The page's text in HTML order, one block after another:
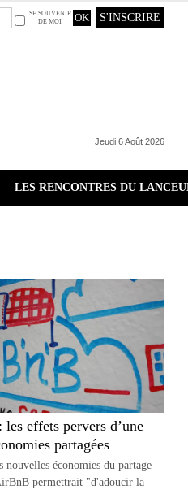
SE SOUVENIR
DE MOI
S'INSCRIRE
Jeudi 6 Août 2026
LES RENCONTRES DU
effets pervers d’une
partagées
nouvelles économies du partage
permettrait "d'adoucir la